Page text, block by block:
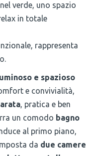
verde, uno spazio
in totale
rappresenta
e spazioso
e convivialità,
, pratica e ben
un comodo bagno
al primo piano,
da due camere